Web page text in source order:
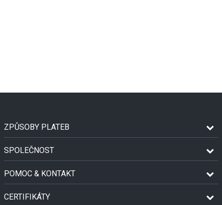
ZPŮSOBY PLATEB
SPOLEČNOST
POMOC & KONTAKT
CERTIFIKÁTY